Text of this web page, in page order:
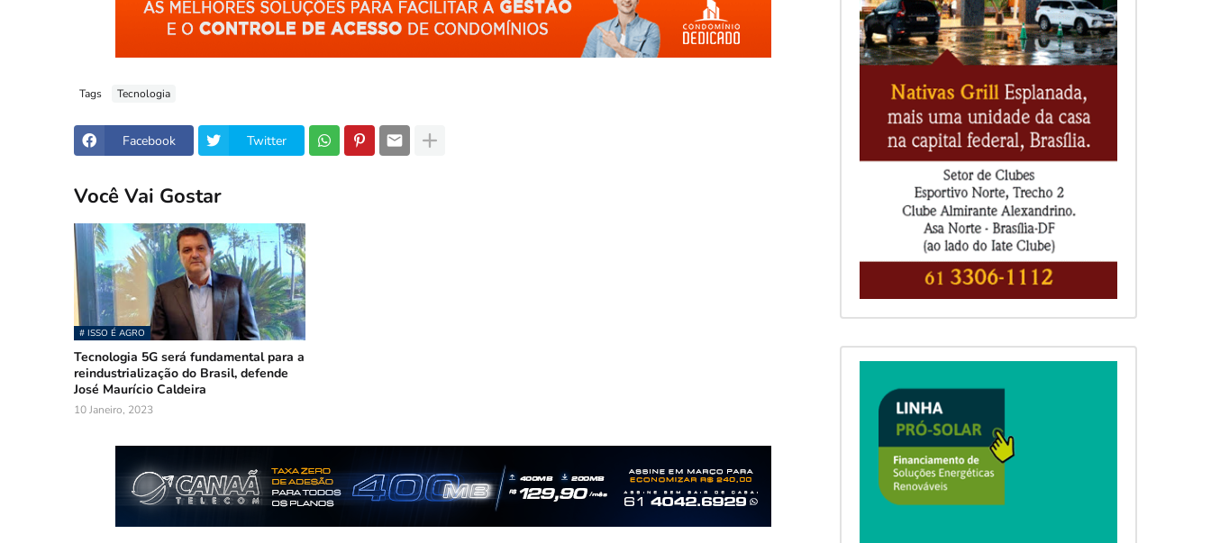
Tags Tecnologia
Facebook Twitter
Você Vai Gostar
# ISSO É AGRO
Tecnologia 5G será fundamental para a
reindustrialização do Brasil, defende
José Maurício Caldeira
10 Janeiro, 2023